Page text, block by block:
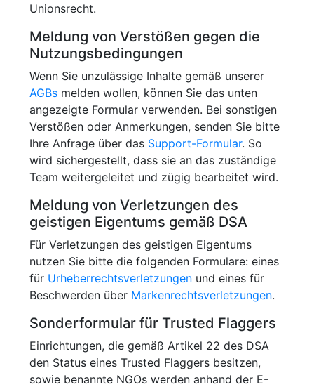
Unionsrecht.
Meldung von Verstößen gegen die
Nutzungsbedingungen
Wenn Sie unzulässige Inhalte gemäß unserer
AGBs melden wollen, können Sie das unten
angezeigte Formular verwenden. Bei sonstigen
Verstößen oder Anmerkungen, senden Sie bitte
Ihre Anfrage über das Support-Formular. So
wird sichergestellt, dass sie an das zuständige
Team weitergeleitet und zügig bearbeitet wird.
Meldung von Verletzungen des
geistigen Eigentums gemäß DSA
Für Verletzungen des geistigen Eigentums
nutzen Sie bitte die folgenden Formulare: eines
für Urheberrechtsverletzungen und eines für
Beschwerden über Markenrechtsverletzungen.
Sonderformular für Trusted Flaggers
Einrichtungen, die gemäß Artikel 22 des DSA
den Status eines Trusted Flaggers besitzen,
sowie benannte NGOs werden anhand der E-